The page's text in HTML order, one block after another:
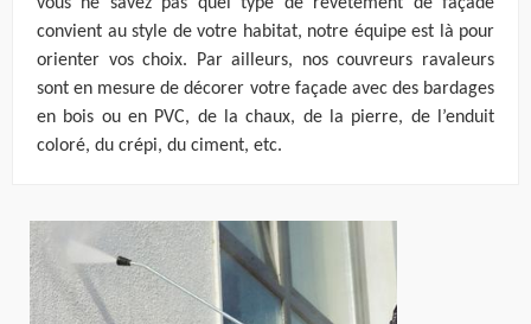
convient au style de votre habitat, notre équipe est là pour
orienter vos choix. Par ailleurs, nos couvreurs ravaleurs
sont en mesure de décorer votre façade avec des bardages
en bois ou en PVC, de la chaux, de la pierre, de l’enduit
coloré, du crépi, du ciment, etc.